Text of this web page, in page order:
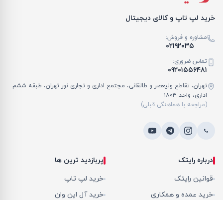
خرید لپ تاپ و کالای دیجیتال
مشاوره و فروش:
۰۲۱۹۲۰۳۵
تماس ضروری:
۰۹۲۰۱۵۵۶۴۸۱
تهران، تقاطع ولیعصر و طالقانی، مجتمع اداری و تجاری نور تهران، طبقه ششم
اداری، واحد ۱۸۰۳
(مراجعه با هماهنگی قبلی)
درباره رایتک
قوانین رایتک
خرید عمده و همکاری
پربازدید ترین ها
خرید لپ تاپ
خرید آل این وان